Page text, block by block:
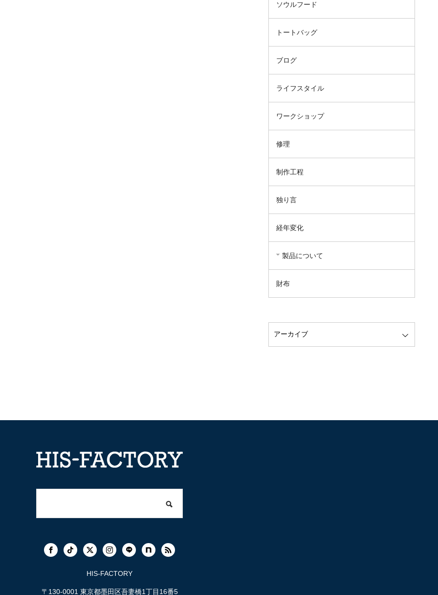
ソウルフード
トートバッグ
ブログ
ライフスタイル
ワークショップ
修理
制作工程
独り言
経年変化
製品について
財布
HIS-FACTORY
〒130-0001 東京都墨田区吾妻橋1丁目16番5